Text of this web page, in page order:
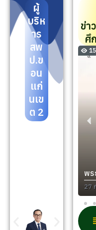
ข่า
ศึ
MOE NEWS
พร
27
ห่งความภาคภูมิใจ ของ ส
ผู้
บริห
าร
สพ
ป.ข
อน
แก่
นเข
ต 2